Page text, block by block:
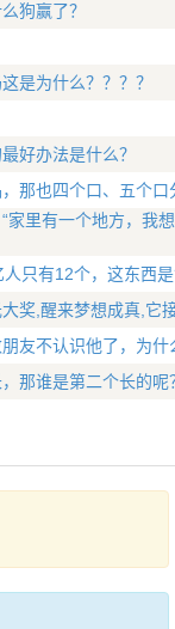
狗赢了？
是为什么？？？？
好办法是什么？
那也四个口、五个口
家里有一个地方，我
只有12个，这东西
奖,醒来梦想成真,它
友不认识他了，为什
那谁是第二个长的呢